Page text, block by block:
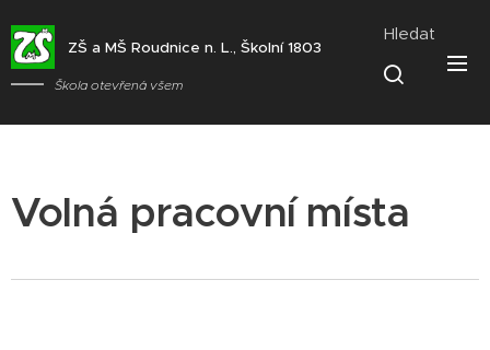
ZŠ a MŠ Roudnice n. L., Školní 1803
Škola otevřená všem
Hledat
Volná pracovní místa